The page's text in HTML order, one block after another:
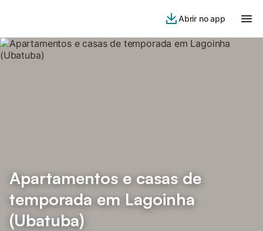
Abrir no app
Apartamentos e casas de
temporada em Lagoinha
(Ubatuba)